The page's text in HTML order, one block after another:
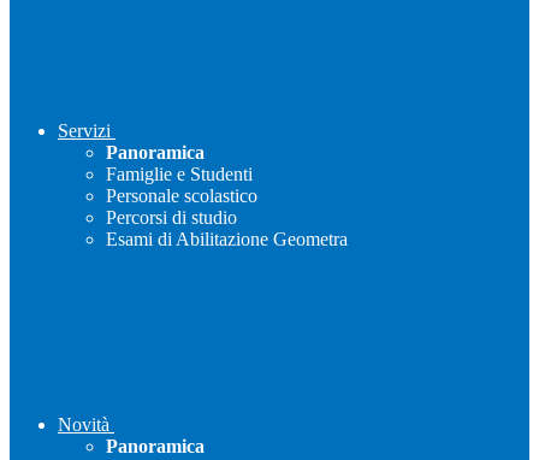
Servizi
Panoramica
Famiglie e Studenti
Personale scolastico
Percorsi di studio
Esami di Abilitazione Geometra
Novità
Panoramica